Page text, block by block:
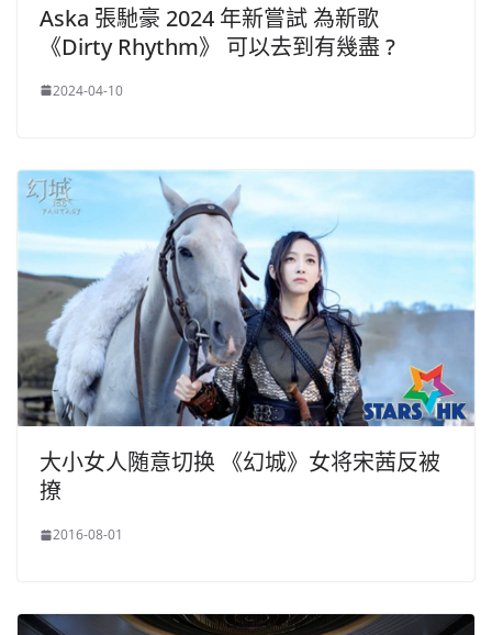
Aska 張馳豪 2024 年新嘗試 為新歌
《Dirty Rhythm》 可以去到有幾盡 ?
2024-04-10
大小女人随意切换 《幻城》女将宋茜反被
撩
2016-08-01